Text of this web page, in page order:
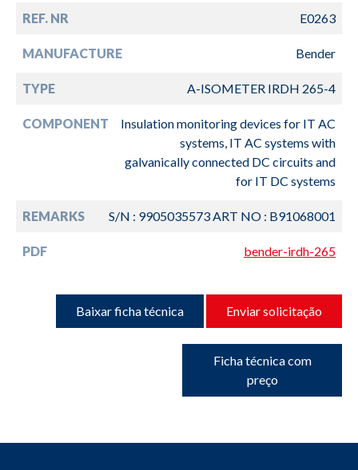
REF. NR E0263
MANUFACTURE Bender
TYPE A-ISOMETER IRDH 265-4
COMPONENT
Insulation monitoring devices for IT AC
systems, IT AC systems with
galvanically connected DC circuits and
for IT DC systems
REMARKS S/N : 9905035573 ART NO : B91068001
PDF bender-irdh-265
Baixar ficha técnica Enviar solicitação
Ficha técnica com
preço